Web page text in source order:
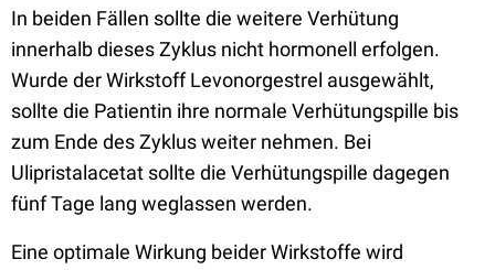
In beiden Fällen sollte die weitere Verhütung
innerhalb dieses Zyklus nicht hormonell erfolgen.
Wurde der Wirkstoff Levonorgestrel ausgewählt,
sollte die Patientin ihre normale Verhütungspille bis
zum Ende des Zyklus weiter nehmen. Bei
Ulipristalacetat sollte die Verhütungspille dagegen
fünf Tage lang weglassen werden.
Eine optimale Wirkung beider Wirkstoffe wird